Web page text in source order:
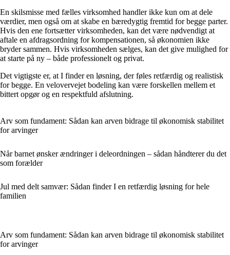
En skilsmisse med fælles virksomhed handler ikke kun om at dele
værdier, men også om at skabe en bæredygtig fremtid for begge parter.
Hvis den ene fortsætter virksomheden, kan det være nødvendigt at
aftale en afdragsordning for kompensationen, så økonomien ikke
bryder sammen. Hvis virksomheden sælges, kan det give mulighed for
at starte på ny – både professionelt og privat.
Det vigtigste er, at I finder en løsning, der føles retfærdig og realistisk
for begge. En velovervejet bodeling kan være forskellen mellem et
bittert opgør og en respektfuld afslutning.
Arv som fundament: Sådan kan arven bidrage til økonomisk stabilitet
for arvinger
Når barnet ønsker ændringer i deleordningen – sådan håndterer du det
som forælder
Jul med delt samvær: Sådan finder I en retfærdig løsning for hele
familien
Arv som fundament: Sådan kan arven bidrage til økonomisk stabilitet
for arvinger